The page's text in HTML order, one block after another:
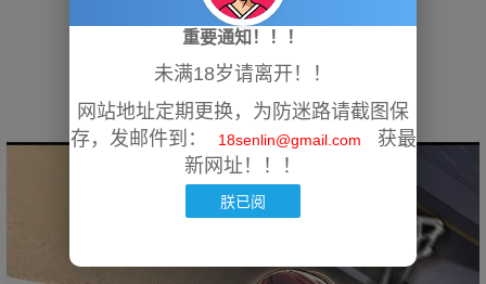
重要通知！！！
未满18岁请离开！！
网站地址定期更换，为防迷路请截图保
存，发邮件到：
18senlin@gmail.com
获最
新网址！！！
朕已阅